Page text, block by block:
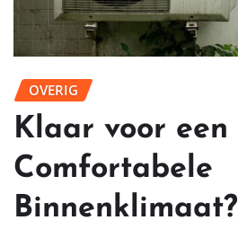
OVERIG
Klaar voor een
Comfortabele
Binnenklimaat?